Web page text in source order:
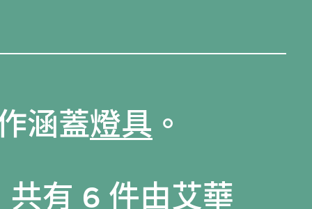
涵蓋燈具 。
共有 6 件由艾華